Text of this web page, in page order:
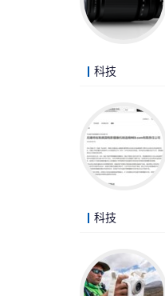
科技
科技